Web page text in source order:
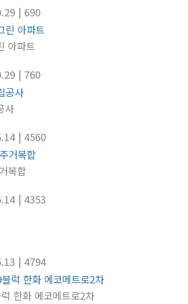
| 690
아파트
| 760
사
| 4560
복합
| 4353
| 4794
한화 에코메트로2차